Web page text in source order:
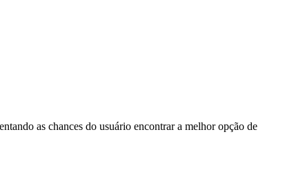
as chances do usuário encontrar a melhor opção de